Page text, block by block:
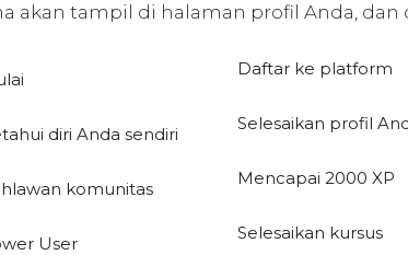
akan tampil di halaman profil Anda, dan
Daftar ke platform
diri Anda sendiri
Selesaikan profil
komunitas
Mencapai 2000 XP
User
Selesaikan kursus